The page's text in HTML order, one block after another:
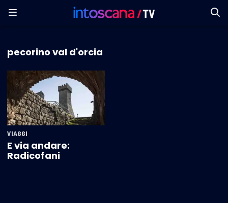
pecorino val d'orcia
VIAGGI
E via andare:
Radicofani